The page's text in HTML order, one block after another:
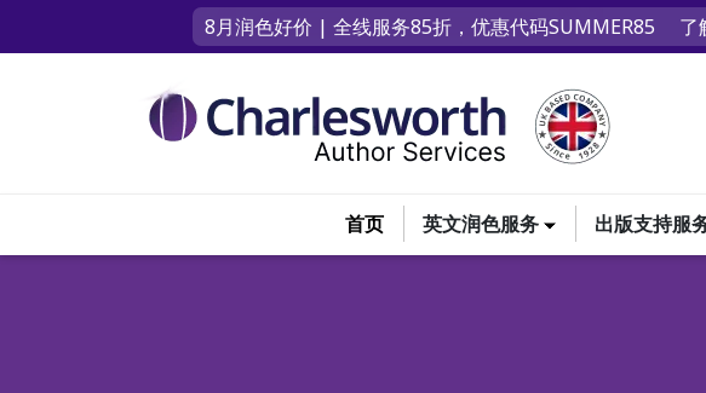
8月润色好价 | 全线服务85折，优惠代码SUMMER85 了
首页 英文润色服务 出版支持服